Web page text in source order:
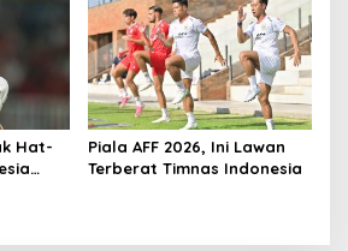
Hat-
Piala AFF 2026, Ini Lawan
Terberat Timnas Indonesia